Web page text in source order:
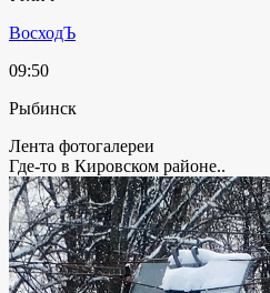
ВосходЪ
09:50
Рыбинск
Лента фотогалереи
Где-то в Кировском районе..